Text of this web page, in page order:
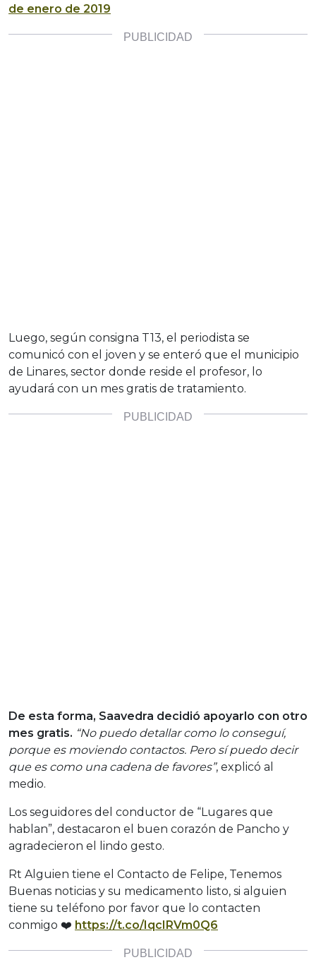
de enero de 2019
Luego, según consigna T13, el periodista se
comunicó con el joven y se enteró que el municipio
de Linares, sector donde reside el profesor, lo
ayudará con un mes gratis de tratamiento.
De esta forma, Saavedra decidió apoyarlo con otro
mes gratis. “No puedo detallar como lo conseguí,
porque es moviendo contactos. Pero sí puedo decir
que es como una cadena de favores”, explicó al
medio.
Los seguidores del conductor de “Lugares que
hablan”, destacaron el buen corazón de Pancho y
agradecieron el lindo gesto.
Rt Alguien tiene el Contacto de Felipe, Tenemos
Buenas noticias y su medicamento listo, si alguien
tiene su teléfono por favor que lo contacten
conmigo ❤️ https://t.co/IqcIRVm0Q6